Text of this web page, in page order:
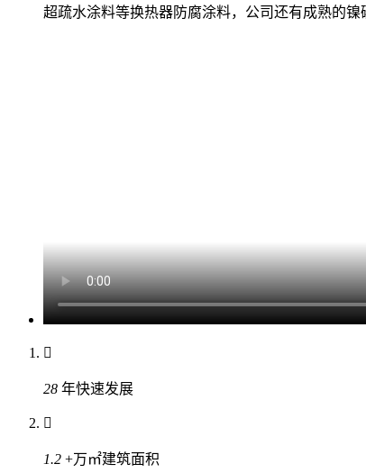
超疏水涂料等换热器防腐涂料，公司还有成熟的

28 年快速发展

1.2 +万㎡建筑面积